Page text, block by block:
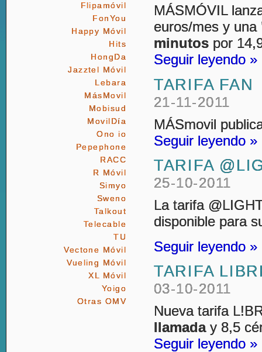
Flipamóvil
FonYou
Happy Móvil
Hits
HongDa
Jazztel Móvil
Lebara
MásMovil
Mobisud
MovilDía
Ono io
Pepephone
RACC
R Móvil
Simyo
Sweno
Talkout
Telecable
TU
Vectone Móvil
Vueling Móvil
XL Móvil
Yoigo
Otras OMV
MÁSMÓVIL
euros/mes y una
minutos por
Seguir leyendo »
TARIFA FAN
21-11-2011
MÁSmovil
Seguir leyendo »
TARIFA
25-10-2011
La tarifa
disponible para
Seguir leyendo »
TARIFA
03-10-2011
Nueva tarifa
llamaday 8,5
Seguir leyendo »